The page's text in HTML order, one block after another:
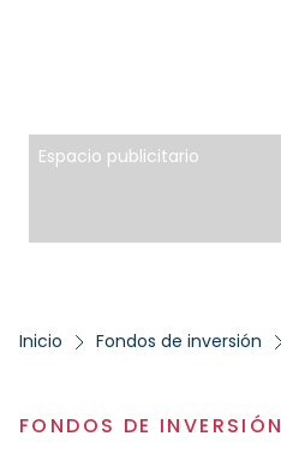
Espacio publicitario
Inicio Fondos de inversión
FONDOS DE INVERSIÓN